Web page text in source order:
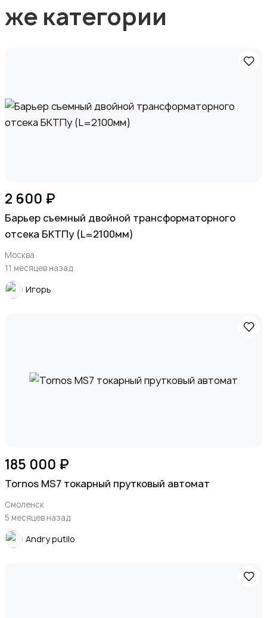
же категории
2 600 ₽
Барьер съемный двойной трансформаторного
отсека БКТПу (L=2100мм)
Москва
11 месяцев назад
Игорь
185 000 ₽
Tornos MS7 токарный прутковый автомат
Смоленск
5 месяцев назад
Andry putilo